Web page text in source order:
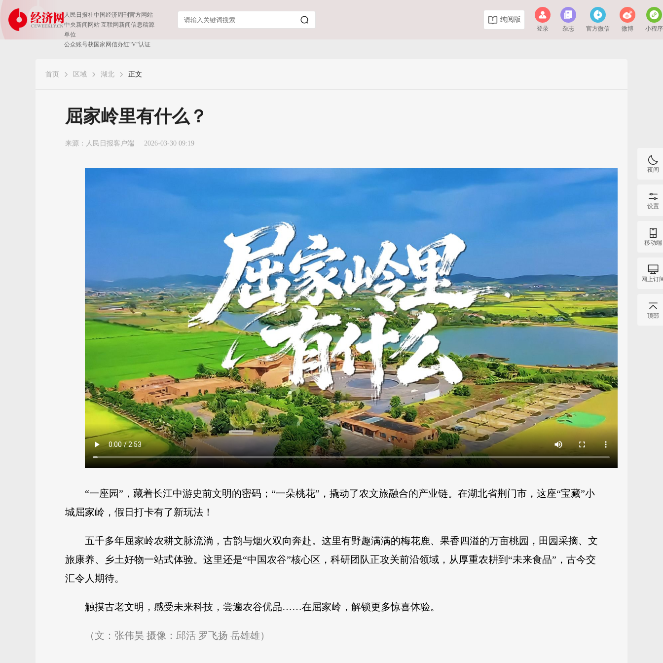
人民日报社中国经济周刊官方网站
中央新闻网站 互联网新闻信息稿源
单位
公众账号获国家网信办红“V”认证
纯阅版
登录 杂志 官方微信 微博 小程序
首页 区域 湖北 正文
屈家岭里有什么？
来源： 人民日报客户端 2026-03-30 09:19
“一座园”，藏着长江中游史前文明的密码；“一朵桃花”，撬动了农文旅融合的产业链。在湖北省荆门市，这座“宝藏”小
城屈家岭，假日打卡有了新玩法！
五千多年屈家岭农耕文脉流淌，古韵与烟火双向奔赴。这里有野趣满满的梅花鹿、果香四溢的万亩桃园，田园采摘、文
旅康养、乡土好物一站式体验。这里还是“中国农谷”核心区，科研团队正攻关前沿领域，从厚重农耕到“未来食品”，古今交
汇令人期待。
触摸古老文明，感受未来科技，尝遍农谷优品……在屈家岭，解锁更多惊喜体验。
（文：张伟昊 摄像：邱活 罗飞扬 岳雄雄）
夜间
设置
移动端
网上订
顶部